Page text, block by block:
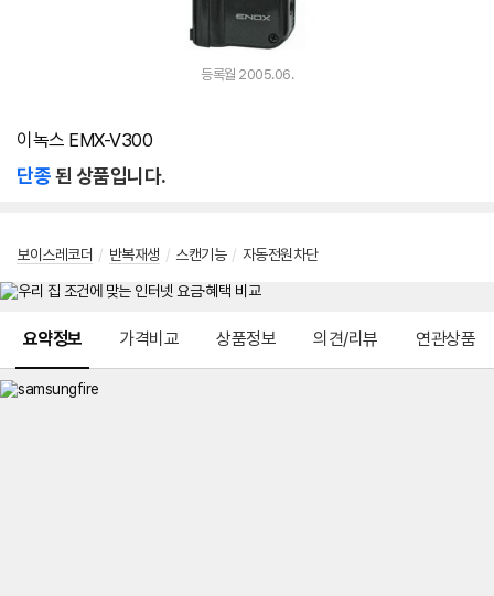
등록월 2005.06.
이녹스 EMX-V300
단종된 상품입니다.
보이스레코더 / 반복재생 / 스캔기능 / 자동전원차단
요약정보 가격비교 상품정보 의견/리뷰 연관상품